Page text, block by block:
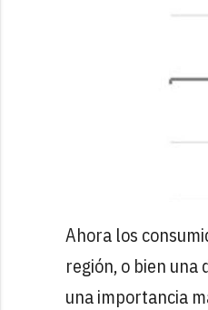
Ahora los
región, o bien
una importancia